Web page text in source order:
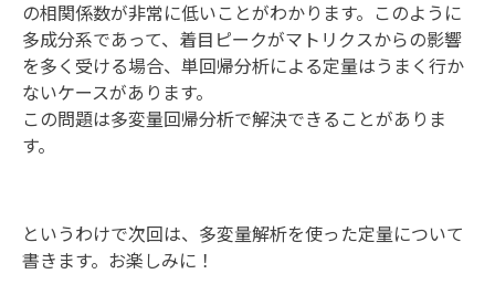
の相関係数が非常に低いことがわかります。このように
多成分系であって、着目ピークがマトリクスからの影響
を多く受ける場合、単回帰分析による定量はうまく行か
ないケースがあります。
この問題は多変量回帰分析で解決できることがありま
す。
というわけで次回は、多変量解析を使った定量について
書きます。お楽しみに！